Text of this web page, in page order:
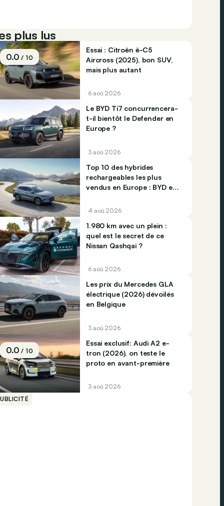
plus lus
0.0/ 10
Essai : Citroën ë-C5
Aircross (2025), bon SUV,
mais plus autant
6 aoû 2026
Le BYD Ti7 concurrencera-
t-il bientôt le Defender en
Europe ?
3 aoû 2026
Top 10 des hybrides
rechargeables les plus
vendus en Europe : BYD et
4 aoû 2026
1.980 km avec un plein :
quel est le secret de ce
Nissan Qashqai ?
6 aoû 2026
Les prix du Mercedes GLA
électrique (2026) dévoilés
en Belgique
3 aoû 2026
0.0/ 10
Essai exclusif: Audi A2 e-
tron (2026), on teste le
proto en avant-première
3 aoû 2026